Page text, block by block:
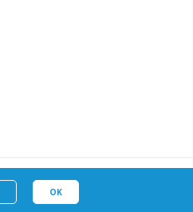
OK
Политику в отношении
файлов cookie